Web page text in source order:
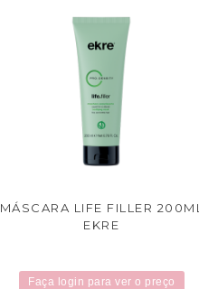
MÁSCARA LIFE FILLER 200ML
EKRE
Faça login para ver o preço